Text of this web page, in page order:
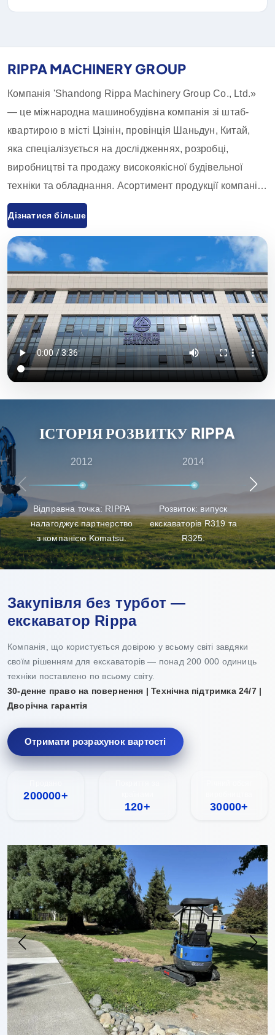
RIPPA MACHINERY GROUP
Компанія 'Shandong Rippa Machinery Group Co., Ltd.»
— це міжнародна машинобудівна компанія зі штаб-
квартирою в місті Цзінін, провінція Шаньдун, Китай,
яка спеціалізується на дослідженнях, розробці,
виробництві та продажу високоякісної будівельної
техніки та обладнання. Асортимент продукції компанії
включає екскаватори, навантажувачі, навантажувачі-
вилкові, міні-навантажувачі та відповідні аксесуари,
які широко використовуються в сільському
господарстві, будівництві, гірничодобувній
промисловості та інших галузях. Завдяки інноваційним
науково-дослідним розробкам та суворому контролю
якості обладнання, що постачається компанією «Rippa
Machinery», користується високою репутацією у всьому
світі. Ми переважно експортуємо продукцію на
європейський та американський ринки й надаємо річну
представників по всьому світу, які надають комплексні
послуги — від передпродажних консультацій до
післяпродажного обслуговування, — забезпечуючи
клієнтам найкращий досвід у виборі продукції, її
доставці та технічному обслуговуванні.
Дізнатися більше
ІСТОРІЯ РОЗВИТКУ RIPPA
2012
Відправна точка: RIPPA
налагоджує партнерство
з компанією Komatsu.
2014
Розвиток: випуск
екскаваторів R319 та
R325.
Закупівля без турбот —
екскаватор Rippa
Компанія, що користується довірою у всьому світі завдяки
своїм рішенням для екскаваторів — понад 200 000 одиниць
техніки поставлено по всьому світу.
30-денне право на повернення | Технічна підтримка 24/7 |
Дворічна гарантія
Отримати розрахунок вартості
200000+
120+ 30000+